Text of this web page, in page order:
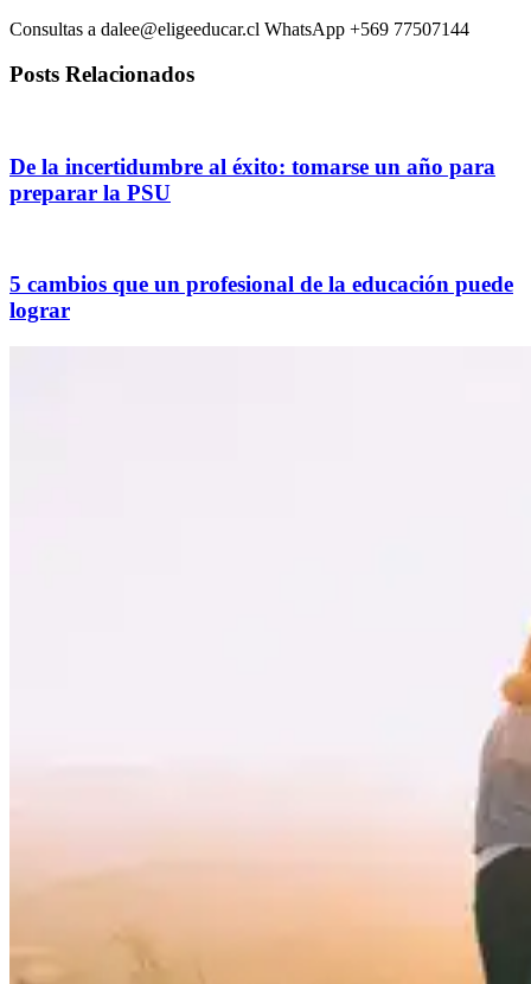
Consultas a dalee@eligeeducar.cl WhatsApp +569 77507144
Posts Relacionados
De la incertidumbre al éxito: tomarse un año para
preparar la PSU
5 cambios que un profesional de la educación puede
lograr